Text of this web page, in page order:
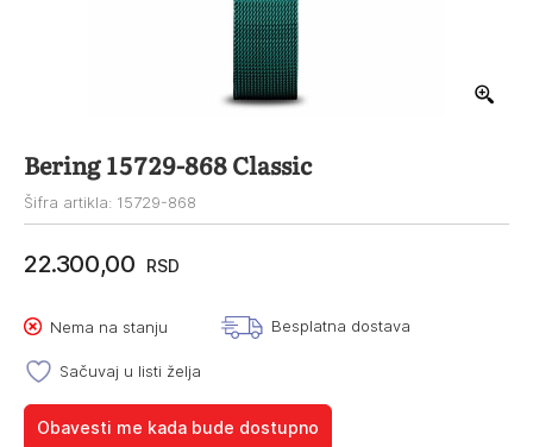
Bering 15729-868 Classic
Šifra artikla: 15729-868
22.300,00 RSD
Nema na stanju Besplatna dostava
Sačuvaj u listi želja
Obavesti me kada bude dostupno